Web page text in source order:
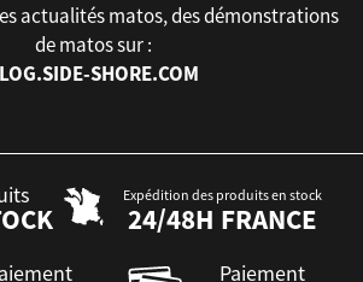
actualités matos, des démonstrations
de matos sur :
SHORE.COM
Expédition des produits en stock
24/48H FRANCE
Paiement